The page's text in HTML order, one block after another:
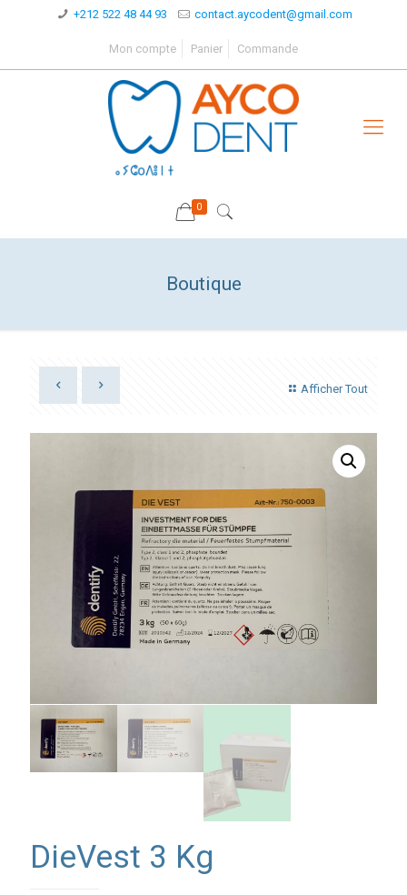
+212 522 48 44 93 contact.aycodent@gmail.com
Mon compte Panier Commande
0
Boutique
Afficher Tout
DieVest 3 Kg